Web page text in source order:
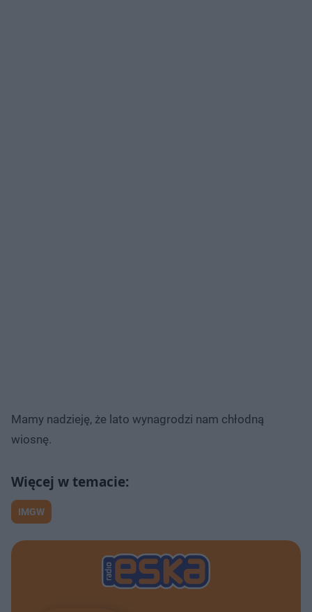
Mamy nadzieję, że lato wynagrodzi nam chłodną
wiosnę.
IMGW